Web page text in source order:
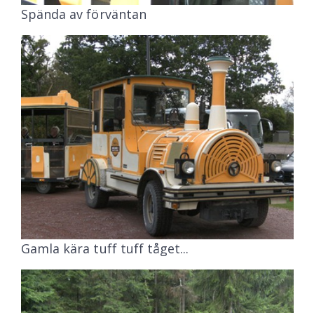
Spända av förväntan
Gamla kära tuff tuff tåget...